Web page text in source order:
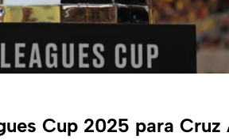
Cup 2025 para Cruz